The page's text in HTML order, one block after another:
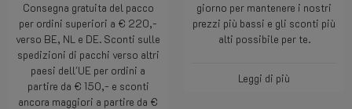
Consegna gratuita del pacco
per ordini superiori a € 220,-
verso BE, NL e DE. Sconti sulle
spedizioni di pacchi verso altri
paesi dell'UE per ordini a
partire da € 150,- e sconti
ancora maggiori a partire da €
giorno per mantenere i nostri
prezzi più bassi e gli sconti più
alti possibile per te.
Leggi di più